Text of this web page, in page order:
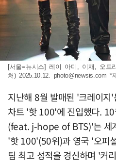
[서울=뉴시스] 레이 아미, 이재, 오
처) 2025.10.12. photo@newsis.com *
지난해 8월 발매된 '크레이지
차트 '핫 100'에 진입했다.
(feat. j-hope of BTS)'는 세
'핫 100'(50위)과 영국 '오피
팀 최고 성적을 경신하며 '커